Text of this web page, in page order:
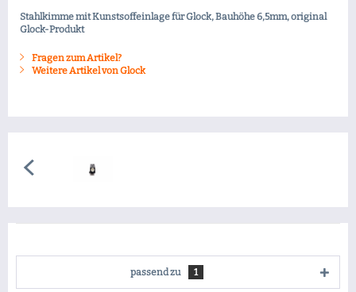
Stahlkimme mit Kunstsoffeinlage für Glock, Bauhöhe 6,5mm, original
Glock-Produkt
Fragen zum Artikel?
Weitere Artikel von Glock
passend zu 1